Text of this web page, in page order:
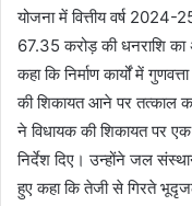
योजना में वित्तीय वर्ष
67.35 करोड़ की धनराशि का
कहा कि निर्माण कार्यों में
की शिकायत आने पर तत्काल
ने विधायक की शिकायत पर एक
निर्देश दिए। उन्होंने जल
हुए कहा कि तेजी से गिरते